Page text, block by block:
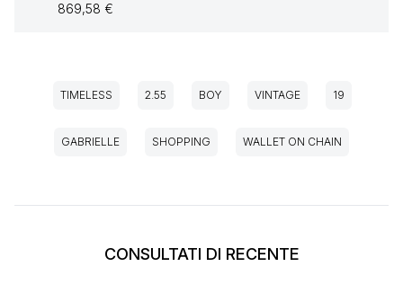
869,58 €
TIMELESS 2.55 BOY VINTAGE 19
GABRIELLE SHOPPING WALLET ON CHAIN
CONSULTATI DI RECENTE